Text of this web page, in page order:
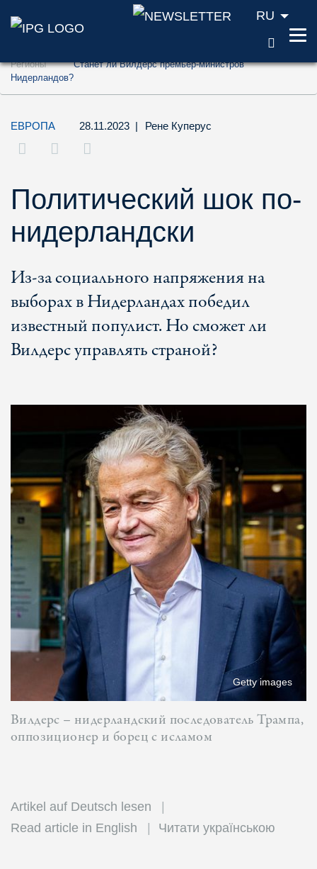
Перейти к содержанию (ключ доступа
Перейти к поиску (ключ доступа '2')
RU
Регионы
Станет ли Вилдерс премьер-министров
Нидерландов?
ЕВРОПА 28.11.2023 | Рене Куперус
Политический шок по-
нидерландски
Из-за социального напряжения на
выборах в Нидерландах победил
известный популист. Но сможет ли
Вилдерс управлять страной?
Getty images
Вилдерс – нидерландский последователь Трампа,
оппозиционер и борец с исламом
Artikel auf Deutsch lesen
Read article in English
Читати українською